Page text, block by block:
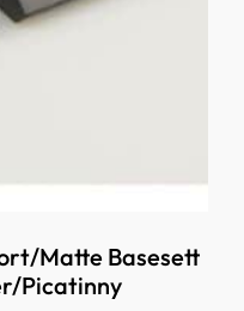
Matte Basesett
Picatinny